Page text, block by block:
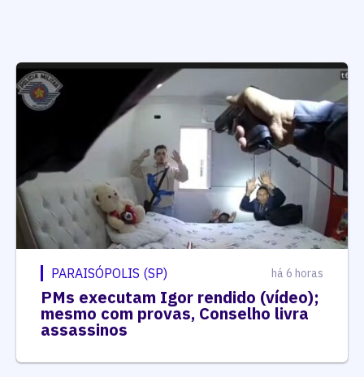
PARAISÓPOLIS (SP) há 6 horas
PMs executam Igor rendido (vídeo);
mesmo com provas, Conselho livra
assassinos